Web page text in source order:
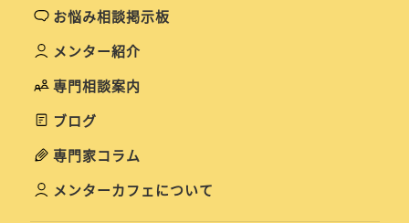
お悩み相談掲示板
メンター紹介
専門相談案内
ブログ
専門家コラム
メンターカフェについて